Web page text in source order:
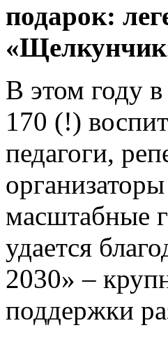
подарок:
В этом году
170 (!)
педагоги,
масштабные
удается
2030» –
поддержки